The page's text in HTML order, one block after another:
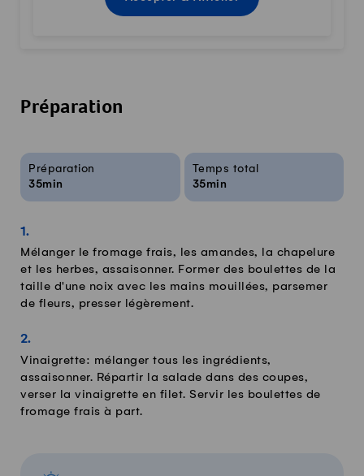
Préparation
Infos sur la recette
Préparation
35min
Temps total
35min
Mélanger le fromage frais, les amandes, la chapelure
et les herbes, assaisonner. Former des boulettes de la
taille d'une noix avec les mains mouillées, parsemer
de fleurs, presser légèrement.
Vinaigrette: mélanger tous les ingrédients,
assaisonner. Répartir la salade dans des coupes,
verser la vinaigrette en filet. Servir les boulettes de
fromage frais à part.